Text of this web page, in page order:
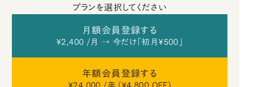
プランを選択してください
月額会員登録する
¥2,400 /月 → 今だけ「初月¥500」
年額会員登録する
¥24,000 /年 (¥4,800 OFF)